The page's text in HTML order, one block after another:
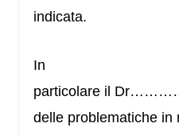
indicata.
In
particolare il
delle problematiche in